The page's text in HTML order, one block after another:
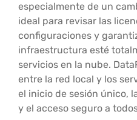
especialmente de un
ideal para revisar las
configuraciones y
infraestructura esté
servicios en la nube.
entre la red local y los
el inicio de sesión único,
y el acceso seguro a